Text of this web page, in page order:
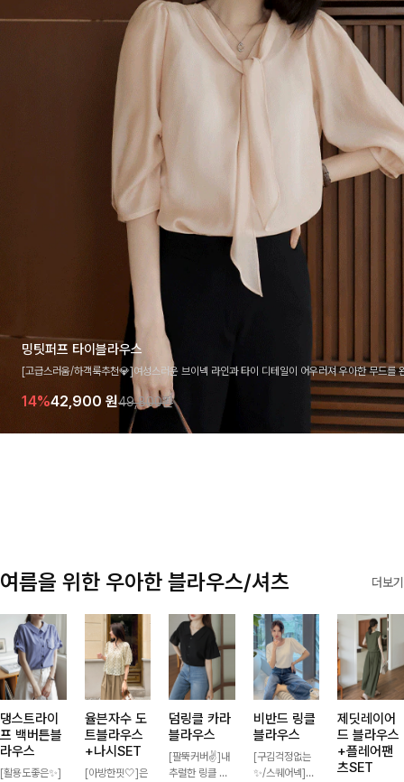
밍팃퍼프 타이블라우스
[고급스러움/하객룩추천💎]여성스러운 브이넥 라인과 타이 디테일이 어우러져 우아한 무드를
라우스 🤍 여유로운 7부 소매로 편안하게 착용되며 데일리룩부터 출근룩, 하객룩까지 세련된
기 좋은 아이템이에요
14%42,900 원49,800원
여름을 위한 우아한 블라우스/셔츠 더보기
댕스트라이
프 백버튼블
라우스
[활용도좋은✨]
율븐자수 도
트블라우스
+나시SET
[아방한핏🤍]은
덤링클 카라
블라우스
[팔뚝커버✌]내
추럴한 링클 텍
비반드 링클
블라우스
[구김걱정없는
✨/스퀘어넥]입
제딧레이어
드 블라우스
+플레어팬
츠SET